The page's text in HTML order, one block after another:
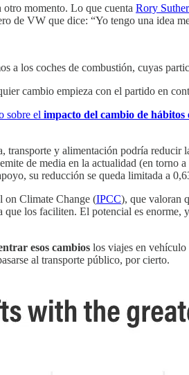
otro momento. Lo que cuenta Rory
de VW que dice: “Yo tengo una idea
a los coches de combustión, cuyas
cambio empieza con el partido en
sobre el impacto del cambio de hábitos
y alimentación podría
de media en la actualidad (en
su reducción se queda limitada a
on Climate Change (IPCC), que valoran
los faciliten. El potencial es
esos cambios los viajes en
al transporte público, por cierto.